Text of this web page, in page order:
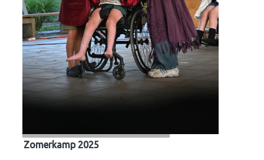
Zomerkamp 2025